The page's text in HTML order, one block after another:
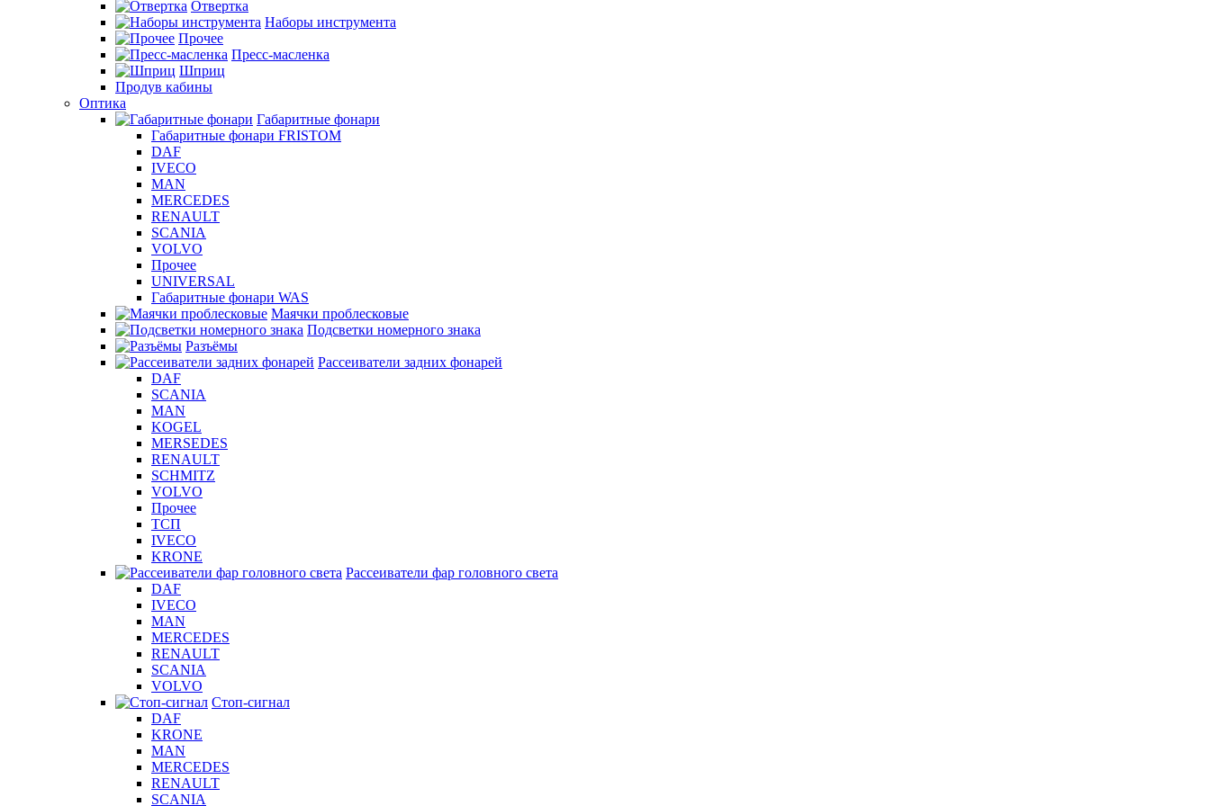
Отвертка
Наборы инструмента
Прочее
Пресс-масленка
Шприц
Продув кабины
Оптика
Габаритные фонари
Габаритные фонари FRISTOM
DAF
IVECO
MAN
MERCEDES
RENAULT
SCANIA
VOLVO
Прочее
UNIVERSAL
Габаритные фонари WAS
Маячки проблесковые
Подсветки номерного знака
Разъёмы
Рассеиватели задних фонарей
DAF
SCANIA
MAN
KOGEL
MERSEDES
RENAULT
SCHMITZ
VOLVO
Прочее
ТСП
IVECO
KRONE
Рассеиватели фар головного света
DAF
IVECO
MAN
MERCEDES
RENAULT
SCANIA
VOLVO
Стоп-сигнал
DAF
KRONE
MAN
MERCEDES
RENAULT
SCANIA